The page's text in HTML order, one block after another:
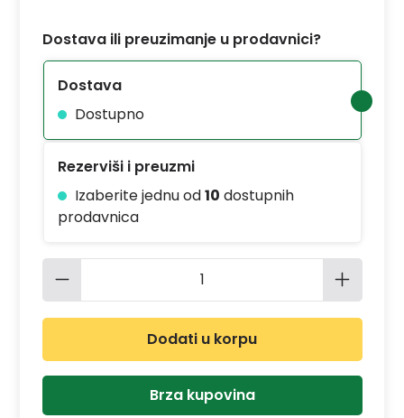
Dostava ili preuzimanje u prodavnici?
Dostava
Dostupno
Rezerviši i preuzmi
Izaberite jednu od10 dostupnih
prodavnica
Količina proizvoda: Unesite
Dodati u korpu
Brza kupovina